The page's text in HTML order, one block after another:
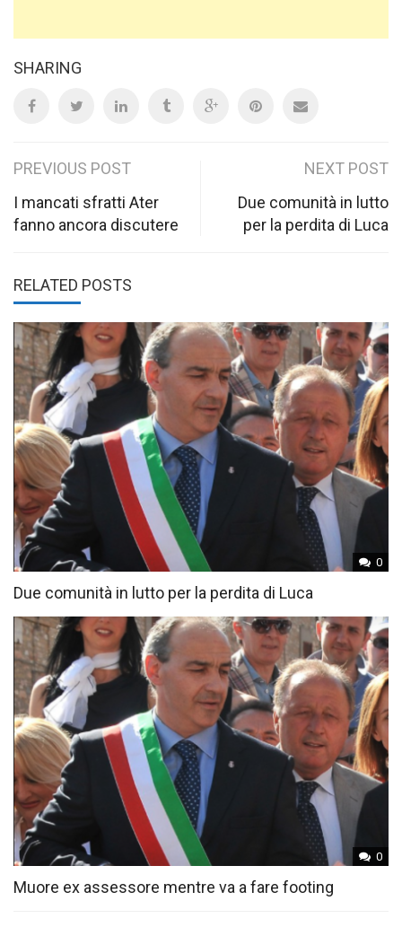
SHARING
Post
navigation
PREVIOUS POST
I mancati sfratti Ater
fanno ancora discutere
NEXT POST
Due comunità in lutto
per la perdita di Luca
RELATED POSTS
0
Due comunità in lutto per la perdita di Luca
0
Muore ex assessore mentre va a fare footing